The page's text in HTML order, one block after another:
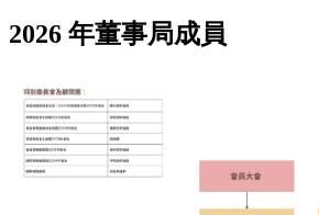
2026 年董事局成員